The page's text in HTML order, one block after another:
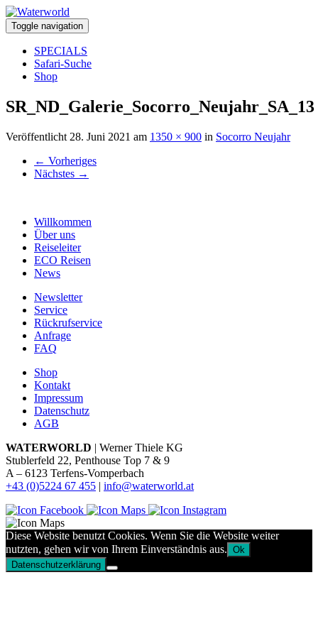
Toggle navigation
SPECIALS
Safari-Suche
Shop
SR_ND_Galerie_Socorro_Neujahr_SA_13
Veröffentlicht 28. Juni 2021 am 1350 × 900 in Socorro Neujahr
← Vorheriges
Nächstes →
Willkommen
Über uns
Reiseleiter
ECO Reisen
News
Newsletter
Service
Rückrufservice
Anfrage
FAQ
Shop
Kontakt
Impressum
Datenschutz
AGB
WATERWORLD | Werner Thiele KG
Stublerfeld 22, Penthouse Top 7 & 9
A – 6123 Terfens-Vomperbach
+43 (0)5224 67 455 | info@waterworld.at
Diese Website benutzt Cookies. Wenn Sie die Website weiter
nutzten, gehen wir von Ihrem Einverständnis aus. Ok
Datenschutzerklärung